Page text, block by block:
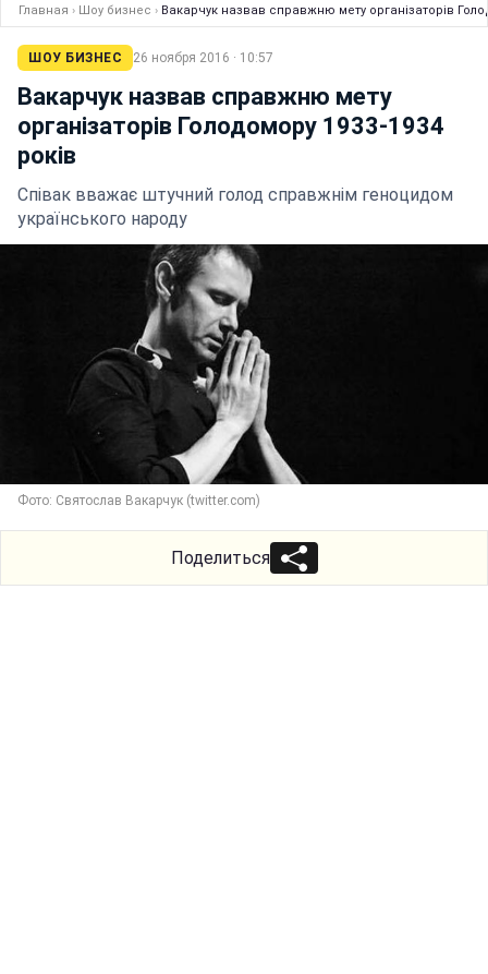
Главная › Шоу бизнес › Вакарчук назвав справжню мету організаторів
ШОУ БИЗНЕС 26 ноября 2016 · 10:57
Вакарчук назвав справжню мету
організаторів Голодомору 1933-1934
років
Співак вважає штучний голод справжнім геноцидом
українського народу
Фото: Святослав Вакарчук (twitter.com)
Поделиться